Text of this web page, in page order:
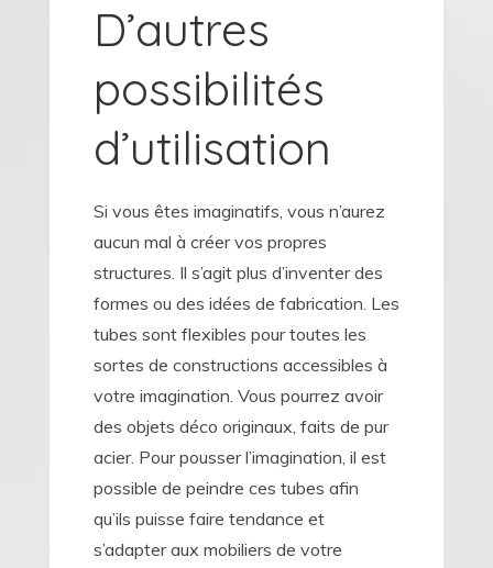
D’autres
possibilités
d’utilisation
Si vous êtes imaginatifs, vous n’aurez
aucun mal à créer vos propres
structures. Il s’agit plus d’inventer des
formes ou des idées de fabrication. Les
tubes sont flexibles pour toutes les
sortes de constructions accessibles à
votre imagination. Vous pourrez avoir
des objets déco originaux, faits de pur
acier. Pour pousser l’imagination, il est
possible de peindre ces tubes afin
qu’ils puisse faire tendance et
s’adapter aux mobiliers de votre